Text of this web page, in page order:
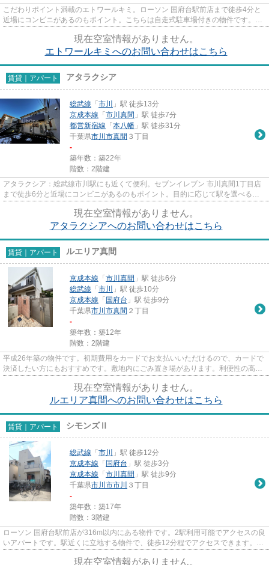
こだわりポイント満載のエトワールキミ。ローソン 国府台駅前店まで徒歩4分と
近場にコンビニがあるのもポイント。こちらは自走式駐車場付きの物件です。敷
現在空室情報がありません。
エトワールキミへのお問い合わせはこちら
賃貸｜アパート アタラクシア
総武線 「 市川
」駅 徒歩13分
京成本線 「 市川真間 」駅 徒歩7分
都営新宿線 「 本八幡 」駅 徒歩31分
千葉県市川市真間 ３丁目
-
築年数：築22年
階数：2階建
アタラクシア：総武線市川駅にも近くて便利。セブンイレブン 市川真間1丁目店
まで徒歩6分と近場にコンビニがあるのもポイント。目的に応じて駅を選べるこ
現在空室情報がありません。
アタラクシアへのお問い合わせはこちら
賃貸｜アパート ルエリア真間
京成本線 「 市川真間 」駅 徒歩6分
総武線 「 市川
」駅 徒歩10分
京成本線 「 国府台 」駅 徒歩9分
千葉県市川市真間 ２丁目
-
築年数：築12年
階数：2階建
平成26年築の物件です。初期費用をカードでお支払いいただけるので、カードで
決済したい方にもおすすめです。敷地内にごみ置き場があります。利便性の高い
現在空室情報がありません。
ルエリア真間へのお問い合わせはこちら
賃貸｜アパート シモンズⅡ
総武線 「 市川
」駅 徒歩12分
京成本線 「 国府台 」駅 徒歩3分
京成本線 「 市川真間 」駅 徒歩9分
千葉県市川市市川 ３丁目
-
築年数：築17年
階数：3階建
ローソン 国府台駅前店が316m以内にある物件です。2駅利用可能でアクセスの良
いアパートです。駅近くに立地する物件で、徒歩12分程でアクセスできます。こ
現在空室情報がありません。